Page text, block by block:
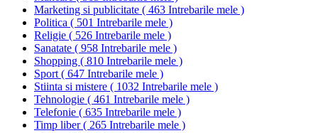
Marketing si publicitate ( 463 Intrebarile mele )
Politica ( 501 Intrebarile mele )
Religie ( 526 Intrebarile mele )
Sanatate ( 958 Intrebarile mele )
Shopping ( 810 Intrebarile mele )
Sport ( 647 Intrebarile mele )
Stiinta si mistere ( 1032 Intrebarile mele )
Tehnologie ( 461 Intrebarile mele )
Telefonie ( 635 Intrebarile mele )
Timp liber( 265 Intrebarile mele )